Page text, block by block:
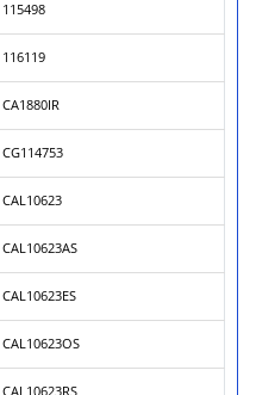
115498
116119
CA1880IR
CG114753
CAL10623
CAL10623AS
CAL10623ES
CAL10623OS
CAL10623RS